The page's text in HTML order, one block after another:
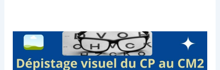
Repérage-
Dépistage
Visuel